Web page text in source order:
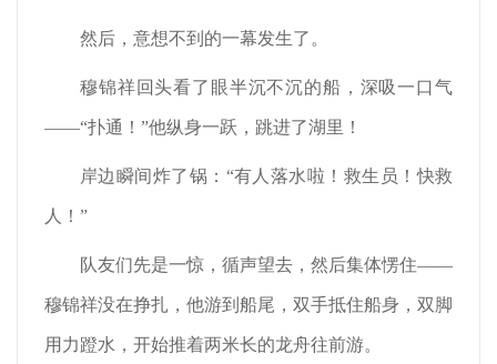
然后，意想不到的一幕发生了。
穆锦祥回头看了眼半沉不沉的船，深吸一口气
——“扑通！”他纵身一跃，跳进了湖里！
岸边瞬间炸了锅：“有人落水啦！救生员！快救
人！”
队友们先是一惊，循声望去，然后集体愣住——
穆锦祥没在挣扎，他游到船尾，双手抵住船身，双脚
用力蹬水，开始推着两米长的龙舟往前游。